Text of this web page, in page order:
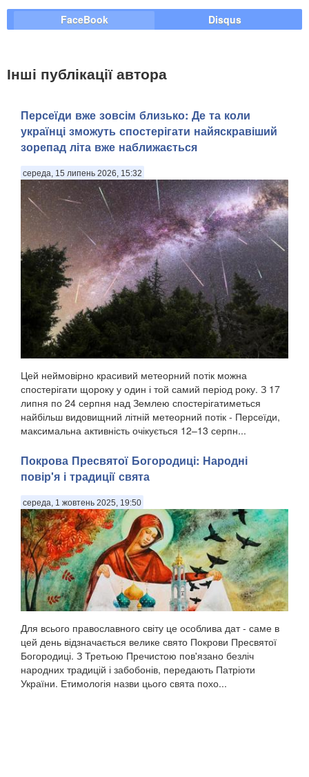
FaceBook Disqus
Інші публікації автора
Персеїди вже зовсім близько: Де та коли
українці зможуть спостерігати найяскравіший
зорепад літа вже наближається
середа, 15 липень 2026, 15:32
Цей неймовірно красивий метеорний потік можна
спостерігати щороку у один і той самий період року. З 17
липня по 24 серпня над Землею спостерігатиметься
найбільш видовищний літній метеорний потік - Персеїди,
максимальна активність очікується 12–13 серпн...
Покрова Пресвятої Богородиці: Народні
повір'я і традиції свята
середа, 1 жовтень 2025, 19:50
Для всього православного світу це особлива дат - саме в
цей день відзначається велике свято Покрови Пресвятої
Богородиці. З Третьою Пречистою пов'язано безліч
народних традицій і забобонів, передають Патріоти
України. Етимологія назви цього свята похо...